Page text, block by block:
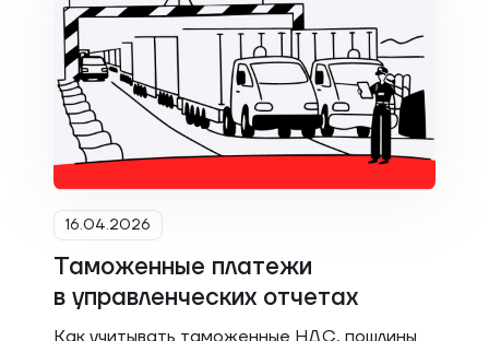
16.04.2026
Таможенные платежи
в управленческих отчетах
Как учитывать таможенные НДС, пошлины